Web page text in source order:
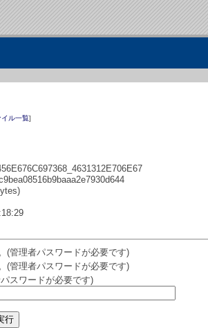
ル一覧]
(管理者パスワードが必要です)
(管理者パスワードが必要です)
スワードが必要です)